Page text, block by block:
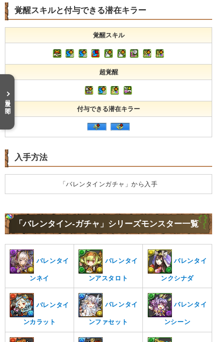
覚醒スキルと付与できる潜在キラー
覚醒スキル
超覚醒
付与できる潜在キラー
入手方法
「バレンタインガチャ」から入手
「バレンタイン-ガチャ」シリーズモンスター一覧
バレンタイ
ンネイ
バレンタイ
ンアスタロト
バレンタイ
ンクシナダ
バレンタイ
ンカラット
バレンタイ
ンファセット
バレンタイ
ンシーン
目次を開く